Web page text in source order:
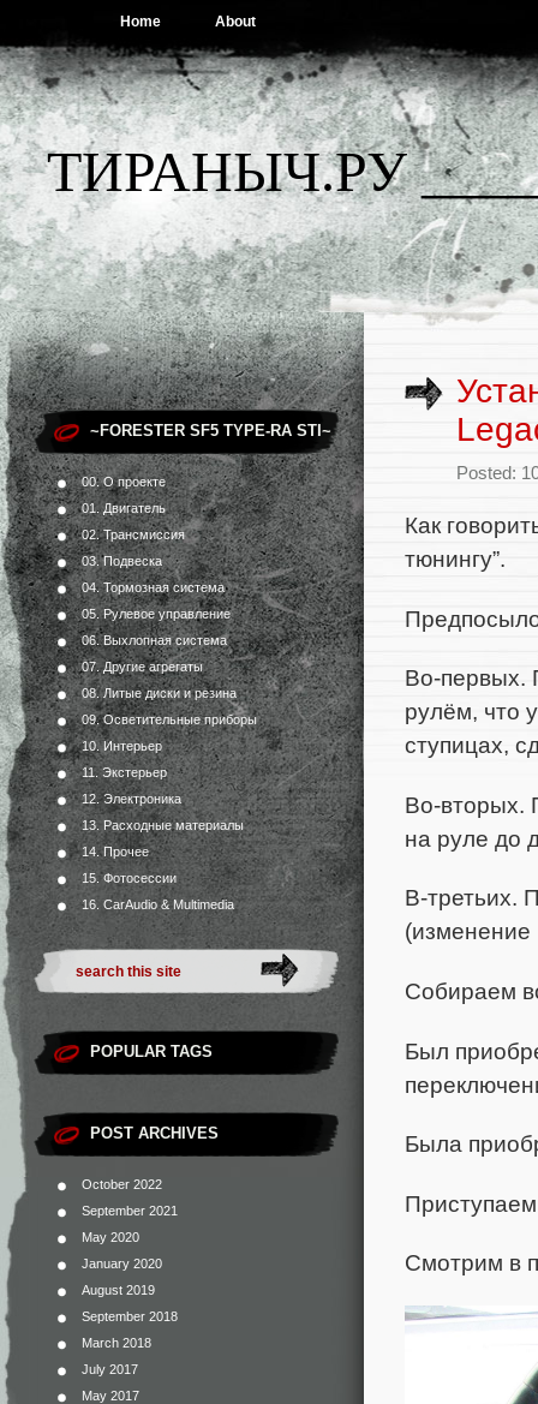
Home About
ТИРАНЫЧ.РУ
~FORESTER SF5 TYPE-RA STI~
00. О проекте
01. Двигатель
02. Трансмиссия
03. Подвеска
04. Тормозная система
05. Рулевое управление
06. Выхлопная система
07. Другие агрегаты
08. Литые диски и резина
09. Осветительные приборы
10. Интерьер
11. Экстерьер
12. Электроника
13. Расходные материалы
14. Прочее
15. Фотосессии
16. CarAudio & Multimedia
POPULAR TAGS
POST ARCHIVES
October 2022
September 2021
May 2020
January 2020
August 2019
September 2018
March 2018
July 2017
May 2017
Posted:
Как
тюнингу”.
Во-первых.
рулём, что
ступицах,
Во-вторых.
на руле до
В-третьих.
(изменение
Собираем
Был
Была
Смотрим в